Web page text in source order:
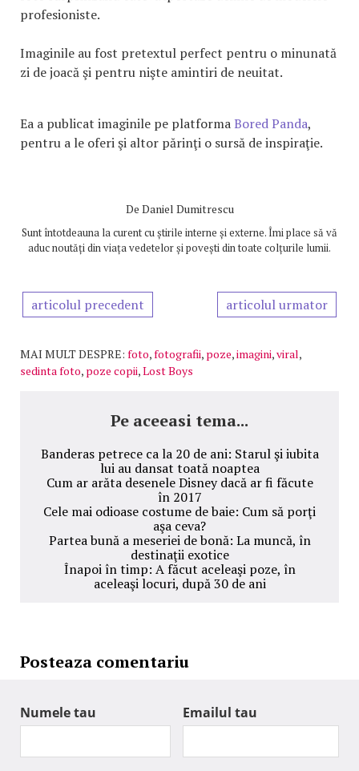
profesioniste.
Imaginile au fost pretextul perfect pentru o minunată
zi de joacă şi pentru nişte amintiri de neuitat.
Ea a publicat imaginile pe platformaBored Panda,
pentru a le oferi şi altor părinţi o sursă de inspiraţie.
De Daniel Dumitrescu
Sunt întotdeauna la curent cu știrile interne și externe. Îmi place să vă
aduc noutăți din viața vedetelor și povești din toate colțurile lumii.
articolul precedent articolul urmator
MAI MULT DESPRE: foto,fotografii, poze,imagini,viral,
sedinta foto, poze copii,Lost Boys
Pe aceeasi tema...
Banderas petrece ca la 20 de ani: Starul şi iubita
lui au dansat toată noaptea
Cum ar arăta desenele Disney dacă ar fi făcute
în 2017
Cele mai odioase costume de baie: Cum să porţi
aşa ceva?
Partea bună a meseriei de bonă: La muncă, în
destinaţii exotice
Înapoi în timp: A făcut aceleaşi poze, în
aceleaşi locuri, după 30 de ani
Posteaza comentariu
Numele tau Emailul tau